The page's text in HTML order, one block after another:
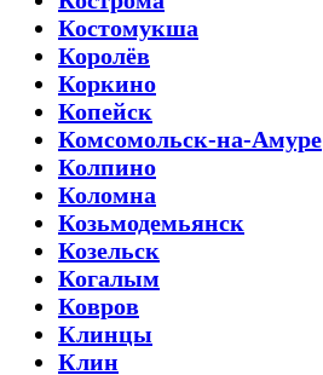
Костомукша
Королёв
Коркино
Копейск
Комсомольск-на-Амуре
Колпино
Коломна
Козьмодемьянск
Козельск
Когалым
Ковров
Клинцы
Клин